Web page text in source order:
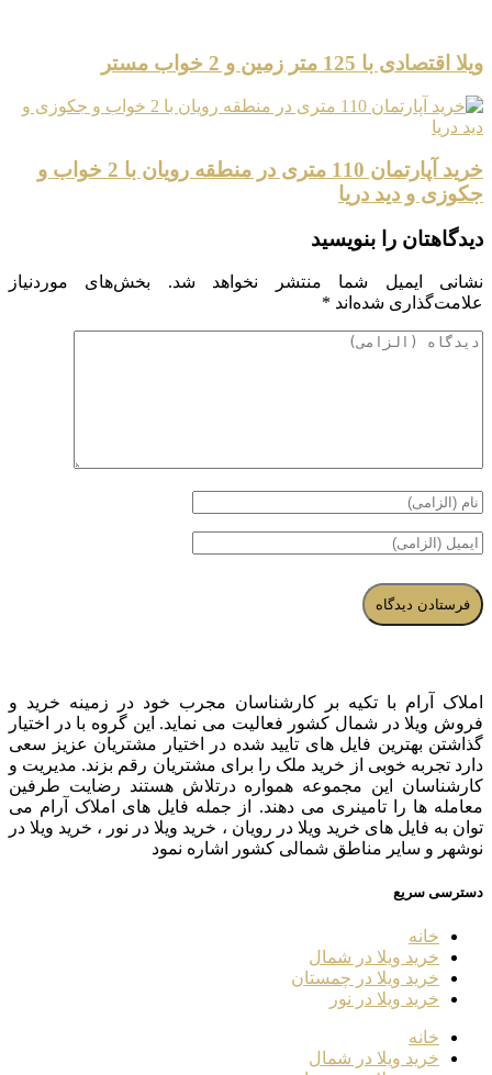
ویلا اقتصادی با 125 متر زمین و 2 خواب مستر
خرید آپارتمان 110 متری در منطقه رویان با 2 خواب و
جکوزی و دید دریا
دیدگاهتان را بنویسید
نشانی ایمیل شما منتشر نخواهد شد.
بخش‌های موردنیاز
علامت‌گذاری شده‌اند *
املاک آرام با تکیه بر کارشناسان مجرب خود در زمینه خرید و
فروش ویلا در شمال کشور فعالیت می نماید. این گروه با در اختیار
گذاشتن بهترین فایل های تایید شده در اختیار مشتریان عزیز سعی
دارد تجربه خوبی از خرید ملک را برای مشتریان رقم بزند. مدیریت و
کارشناسان این مجموعه همواره درتلاش هستند رضایت طرفین
معامله ها را تامینری می دهند. از جمله فایل های املاک آرام می
توان به فایل های خرید ویلا در رویان ، خرید ویلا در نور ، خرید ویلا در
نوشهر و سایر مناطق شمالی کشور اشاره نمود
دسترسی سریع
خانه
خرید ویلا در شمال
خرید ویلا در چمستان
خرید ویلا در نور
خانه
خرید ویلا در شمال